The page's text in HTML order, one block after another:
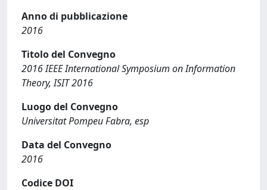
Anno di pubblicazione
2016
Titolo del Convegno
2016 IEEE International Symposium on Information
Theory, ISIT 2016
Luogo del Convegno
Universitat Pompeu Fabra, esp
Data del Convegno
2016
Codice DOI